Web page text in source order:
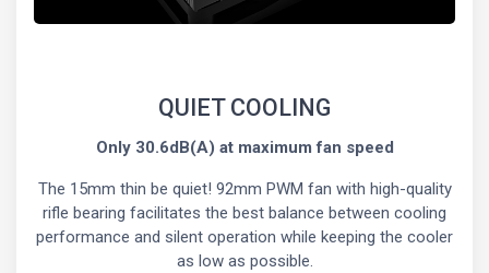
QUIET COOLING
Only 30.6dB(A) at maximum fan speed
The 15mm thin be quiet! 92mm PWM fan with high-quality
rifle bearing facilitates the best balance between cooling
performance and silent operation while keeping the cooler
as low as possible.